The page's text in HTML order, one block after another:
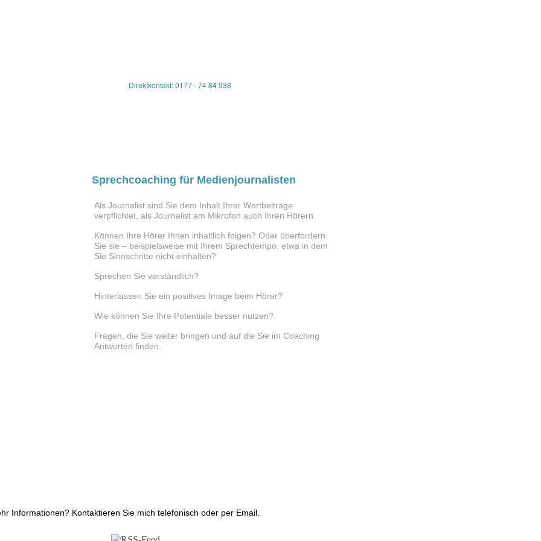
Direktkontakt: 0177 - 74 84 938
Sprechcoaching für Medienjournalisten
Als Journalist sind Sie dem Inhalt Ihrer Wortbeiträge
verpflichtet, als Journalist am Mikrofon auch Ihren Hörern.
Können Ihre Hörer Ihnen inhaltlich folgen? Oder überfordern
Sie sie – beispielsweise mit Ihrem Sprechtempo, etwa in dem
Sie Sinnschritte nicht einhalten?
Sprechen Sie verständlich?
Hinterlassen Sie ein positives Image beim Hörer?
Wie können Sie Ihre Potentiale besser nutzen?
Fragen, die Sie weiter bringen und auf die Sie im Coaching
Antworten finden.
Informationen? Kontaktieren Sie mich telefonisch oder per Email.